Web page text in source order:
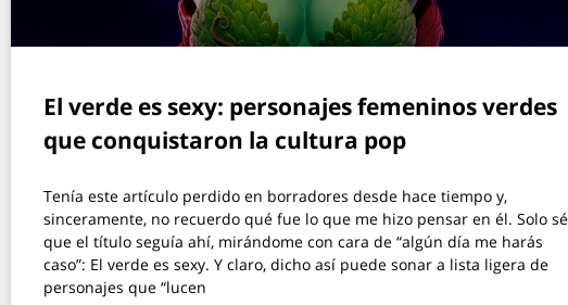
El verde es sexy: personajes femeninos verdes
que conquistaron la cultura pop
Tenía este artículo perdido en borradores desde hace tiempo y,
sinceramente, no recuerdo qué fue lo que me hizo pensar en él. Solo sé
que el título seguía ahí, mirándome con cara de “algún día me harás
caso”: El verde es sexy. Y claro, dicho así puede sonar a lista ligera de
personajes que “lucen